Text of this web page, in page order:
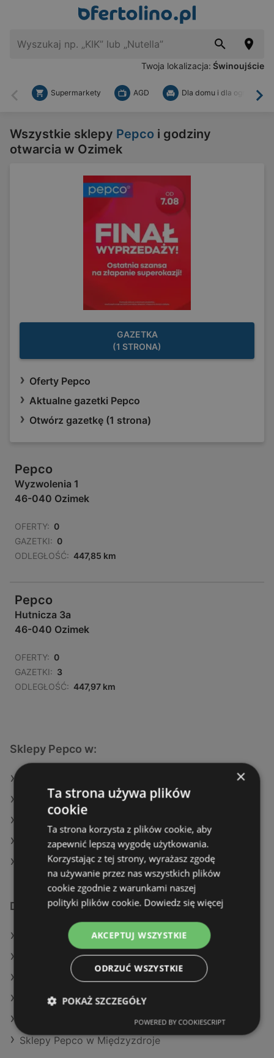
Twoja lokalizacja: Świnoujście
Wstecz
Supermarkety AGD Dla domu i dla ogrodu
Wszystkie sklepy Pepco i godziny
otwarcia w Ozimek
GAZETKA
(1 STRONA)
Oferty Pepco
Aktualne gazetki Pepco
Otwórz gazetkę (1 strona)
Pepco
Wyzwolenia 1
46-040 Ozimek
OFERTY: 0
GAZETKI: 0
ODLEGŁOŚĆ: 447,85 km
Pepco
Hutnicza 3a
46-040 Ozimek
OFERTY: 0
GAZETKI: 3
ODLEGŁOŚĆ: 447,97 km
Sklepy Pepco w:
Pepco w Nakło nad Notecią
Pepco w Brzesko
Pepco w Orzysz
Dodatkowe łącza
Oferty Pepco
Oferty TEDi
Oferty Maxi Zoo
Aktualne gazetki Maxi Zoo
Sklepy Pepco w Międzyzdroje
×
Ta strona używa plików
cookie
Ta strona korzysta z plików cookie, aby
zapewnić lepszą wygodę użytkowania.
Korzystając z tej strony, wyrażasz zgodę
na używanie przez nas wszystkich plików
cookie zgodnie z warunkami naszej
polityki plików cookie. Dowiedz się więcej
AKCEPTUJ WSZYSTKIE
ODRZUĆ WSZYSTKIE
POKAŻ SZCZEGÓŁY
POWERED BY COOKIESCRIPT